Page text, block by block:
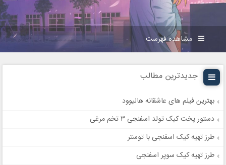
مشاهده فهرست
جدیدترین مطالب
بهترین فیلم های عاشقانه هالیوود
دستور پخت کیک تولد اسفنجی ۳ تخم مرغی
طرز تهیه کیک اسفنجی با توستر
طرز تهیه کیک سوپر اسفنجی